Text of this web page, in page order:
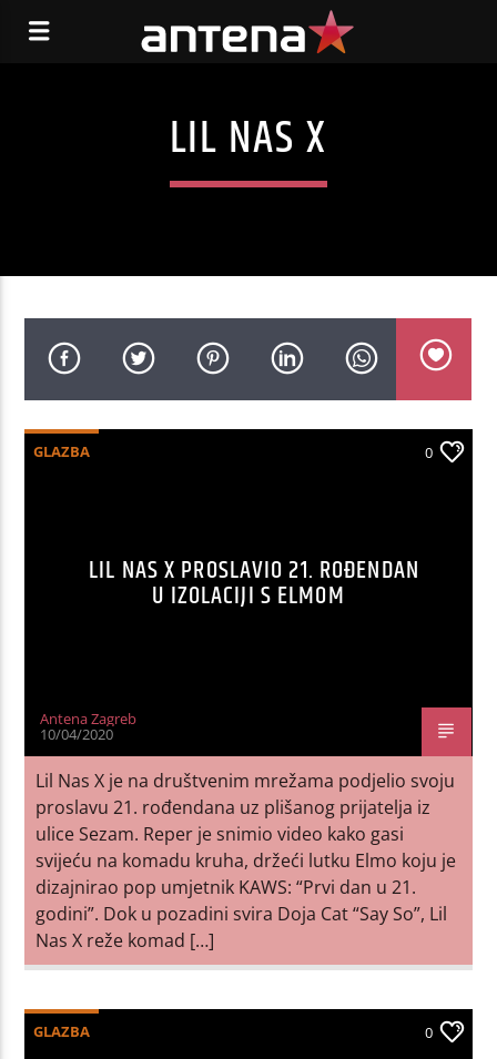
LIL NAS X
GLAZBA 0
LIL NAS X PROSLAVIO 21. ROĐENDAN
U IZOLACIJI S ELMOM
Antena Zagreb
10/04/2020
Lil Nas X je na društvenim mrežama podjelio svoju
proslavu 21. rođendana uz plišanog prijatelja iz
ulice Sezam. Reper je snimio video kako gasi
svijeću na komadu kruha, držeći lutku Elmo koju je
dizajnirao pop umjetnik KAWS: “Prvi dan u 21.
godini”. Dok u pozadini svira Doja Cat “Say So”, Lil
Nas X reže komad […]
GLAZBA 0